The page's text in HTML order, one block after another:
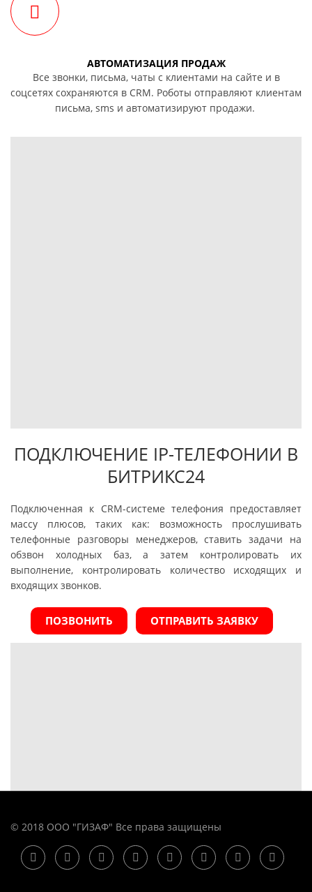
АВТОМАТИЗАЦИЯ ПРОДАЖ
Все звонки, письма, чаты с клиентами на сайте и в
соцсетях сохраняются в CRM. Роботы отправляют клиентам
письма, sms и автоматизируют продажи.
ПОДКЛЮЧЕНИЕ IP-ТЕЛЕФОНИИ В
БИТРИКС24
Подключенная к CRM-системе телефония предоставляет
массу плюсов, таких как: возможность прослушивать
телефонные разговоры менеджеров, ставить задачи на
обзвон холодных баз, а затем контролировать их
выполнение, контролировать количество исходящих и
входящих звонков.
ПОЗВОНИТЬ ОТПРАВИТЬ ЗАЯВКУ
© 2018 ООО "ГИЗАФ" Все права защищены